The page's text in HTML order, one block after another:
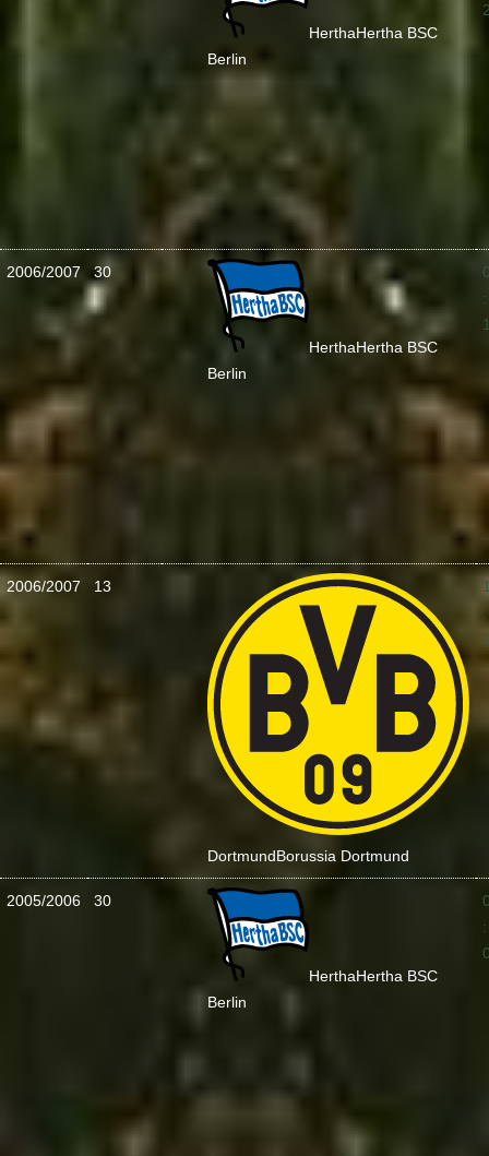
HerthaHertha BSC
Berlin
2006/2007 30
HerthaHertha BSC
Berlin
:
2006/2007 13
DortmundBorussia Dortmund
:
2005/2006 30
HerthaHertha BSC
Berlin
: